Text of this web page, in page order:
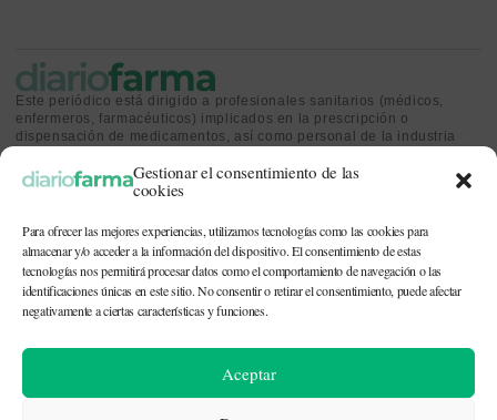
Gestionar el consentimiento de las
cookies
Para ofrecer las mejores experiencias, utilizamos tecnologías como las cookies para
almacenar y/o acceder a la información del dispositivo. El consentimiento de estas
tecnologías nos permitirá procesar datos como el comportamiento de navegación o las
identificaciones únicas en este sitio. No consentir o retirar el consentimiento, puede afectar
negativamente a ciertas características y funciones.
Aceptar
Este periódico está dirigido a profesionales sanitarios (médicos,
enfermeros, farmacéuticos) implicados en la prescripción o
dispensación de medicamentos, así como personal de la industria
sanitaria.
CONTACTO Y QUIÉNES SOMOS|POLÍTICA DE COOKIES|POLÍTICA DE
© 2026. Todos los derechos reservados. |
| Recursos
fotográficos: depositphotos